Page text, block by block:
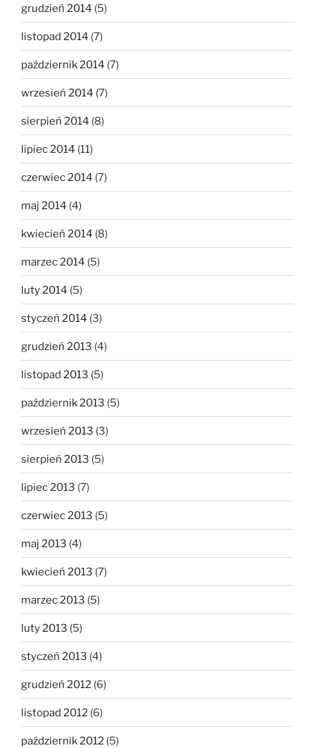
grudzień 2014 (5)
listopad 2014 (7)
październik 2014 (7)
wrzesień 2014 (7)
sierpień 2014 (8)
lipiec 2014 (11)
czerwiec 2014 (7)
maj 2014 (4)
kwiecień 2014 (8)
marzec 2014 (5)
luty 2014 (5)
styczeń 2014 (3)
grudzień 2013 (4)
listopad 2013 (5)
październik 2013 (5)
wrzesień 2013 (3)
sierpień 2013 (5)
lipiec 2013 (7)
czerwiec 2013 (5)
maj 2013 (4)
kwiecień 2013 (7)
marzec 2013 (5)
luty 2013 (5)
styczeń 2013 (4)
grudzień 2012 (6)
listopad 2012 (6)
październik 2012 (5)